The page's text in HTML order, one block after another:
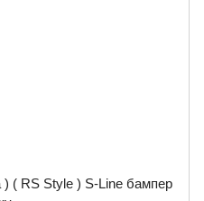
( RS Style ) S-Line бампер